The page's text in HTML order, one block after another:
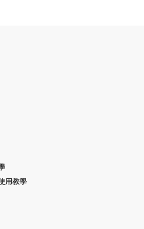
用教學